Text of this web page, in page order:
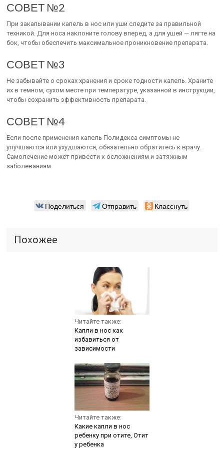
СОВЕТ №2
При закапывании капель в нос или уши следите за правильной
техникой. Для носа наклоните голову вперед, а для ушей — лягте на
бок, чтобы обеспечить максимальное проникновение препарата.
СОВЕТ №3
Не забывайте о сроках хранения и сроке годности капель. Храните
их в темном, сухом месте при температуре, указанной в инструкции,
чтобы сохранить эффективность препарата.
СОВЕТ №4
Если после применения капель Полидекса симптомы не
улучшаются или ухудшаются, обязательно обратитесь к врачу.
Самолечение может привести к осложнениям и затяжным
заболеваниям.
Поделиться Отправить Класснуть
Похожее
Читайте также:
Капли в нос как
избавиться от
зависимости
Читайте также:
Какие капли в нос
ребенку при отите, Отит
у ребенка